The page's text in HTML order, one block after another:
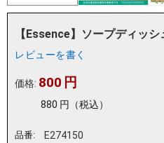
【Essence】ソープディッ
レビューを書く
価格: 800 円
880 円 （税込）
品番: E274150